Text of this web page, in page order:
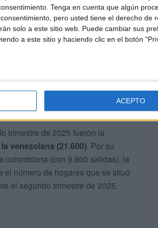
Tenga en cuenta que algún
pero usted tiene el derecho de
solo a este sitio web. Puede cambiar sus
a este sitio y haciendo clic en el botón
ACEPTO
porcentaje que anotó, por ejemplo,
que se situaron en un 0,11%,
trimestre de 2025 fueron la
venezolana (21.600). Por su
colombiana (con 9.800 salidas), la
el número de hogares que se situó
el segundo trimestre de 2025.